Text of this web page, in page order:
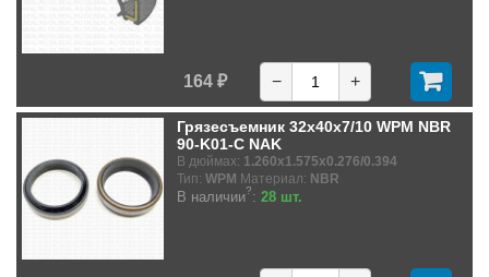
164 ₽ − +
Грязесъемник 32x40x7/10 WPM NBR
90-K01-C NAK
В дюймах: 1.260x1.575x0.276/0.394
Тип: WPM Материал: NBR
В наличии?: 28 шт.